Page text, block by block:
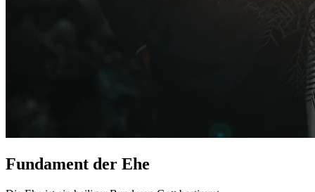
Fundament der Ehe